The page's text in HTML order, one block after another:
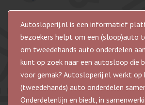
Autosloperij.nl is een informatief
bezoekers helpt om een (sloop)auto
om tweedehands auto onderdelen
kunt op zoek naar een autosloop die
voor gemak? Autosloperij.nl werkt op
(tweedehands) auto onderdelen
Onderdelenlijn en biedt, in